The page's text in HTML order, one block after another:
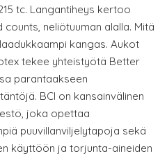
tc. Langantiheys kertoo
neliötuuman alalla. Mitä
kangas. Aukot
tekee yhteistyötä Better
parantaakseen
BCI on kansainvälinen
joka opettaa
puuvillanviljelytapoja sekä
käyttöön ja torjunta-aineiden